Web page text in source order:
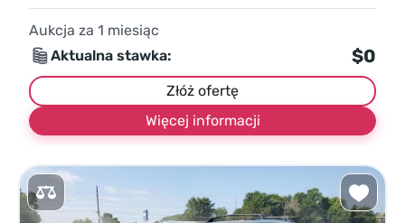
Aukcja za 1 miesiąc
Aktualna stawka:
$0
Złóż ofertę
Więcej informacji